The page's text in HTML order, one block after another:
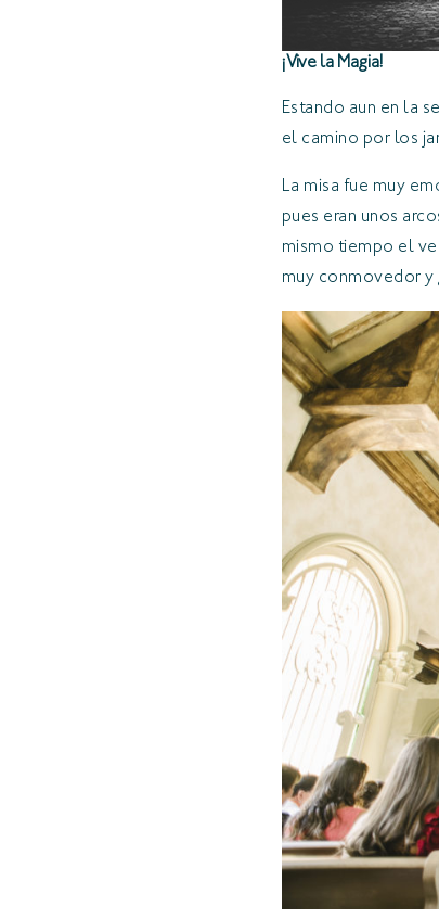
¡Vive la Magia!
Estando aun en la
el camino por los
La misa fue muy
pues eran unos
mismo tiempo el
muy conmovedor